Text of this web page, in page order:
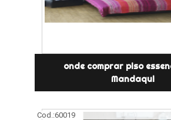
onde comprar piso
Mandaqui
Cod.:60019